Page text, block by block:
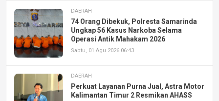
DAERAH
74 Orang Dibekuk, Polresta Samarinda
Ungkap 56 Kasus Narkoba Selama
Operasi Antik Mahakam 2026
Sabtu, 01 Agu 2026 06:43
DAERAH
Perkuat Layanan Purna Jual, Astra Motor
Kalimantan Timur 2 Resmikan AHASS